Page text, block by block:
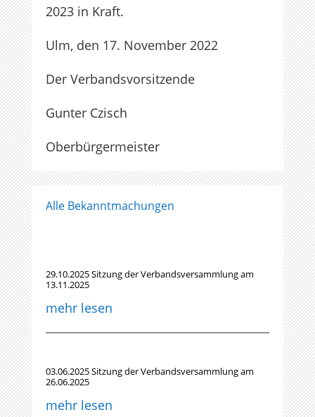
2023 in Kraft.
Ulm, den 17. November 2022
Der Verbandsvorsitzende
Gunter Czisch
Oberbürgermeister
Alle Bekanntmachungen
29.10.2025 Sitzung der Verbandsversammlung am
13.11.2025
mehr lesen
03.06.2025 Sitzung der Verbandsversammlung am
26.06.2025
mehr lesen